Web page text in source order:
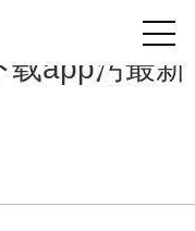
安装,丝瓜
载app污最新